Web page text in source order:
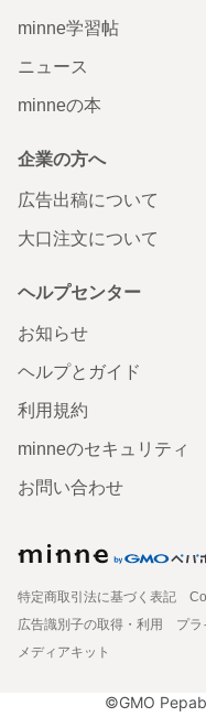
minne学習帖
ニュース
minneの本
企業の方へ
広告出稿について
大口注文について
ヘルプセンター
お知らせ
ヘルプとガイド
利用規約
minneのセキュリティ
お問い合わせ
特定商取引法に基づく表記
広告識別子の取得・利用
プラ
メディアキット
©GMO